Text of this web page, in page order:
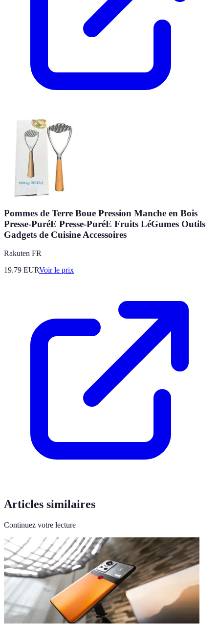
Pommes de Terre Boue Pression Manche en Bois
Presse-PuréE Presse-PuréE Fruits LéGumes Outils
Gadgets de Cuisine Accessoires
Rakuten FR
19.79 EURVoir le prix
Articles similaires
Continuez votre lecture